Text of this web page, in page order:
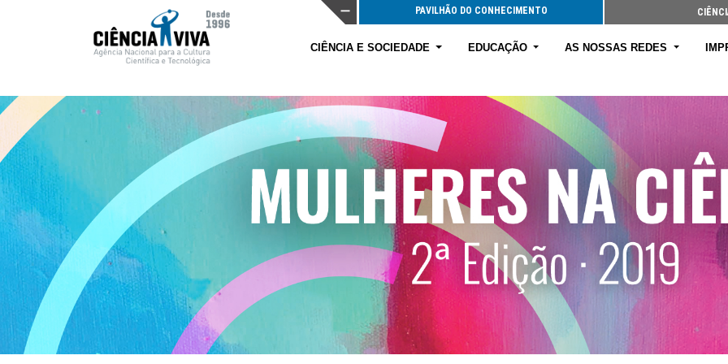
PAVILHÃO DO CONHECIMENTO
CIÊNCIA E SOCIEDADE EDUCAÇÃO AS NOSSAS REDES